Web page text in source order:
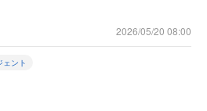
2026/05/20 08:00
ェント